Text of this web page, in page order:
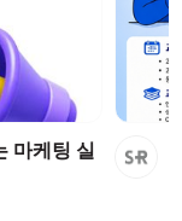
마케팅 실